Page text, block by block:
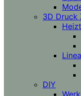
3D Druck
DIY